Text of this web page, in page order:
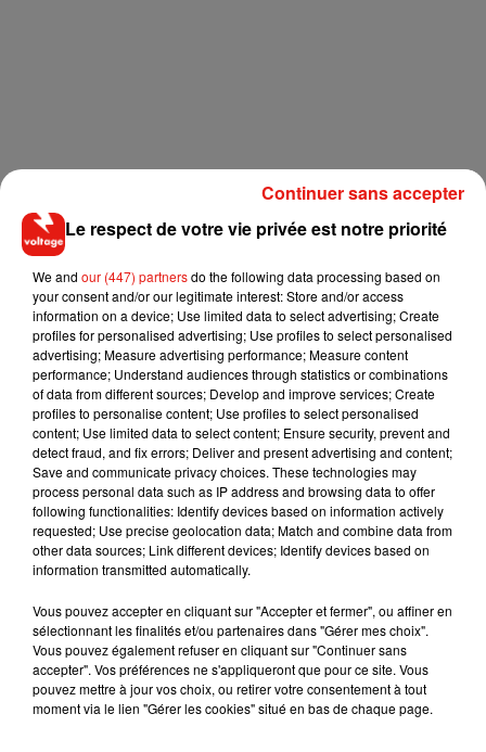
Si les conditions de transport sont loin de garantir le bien-
être animal et la sécurité routière des automobilistes,
aucune interpellation n’a été confirmée par la gendarmerie.
Musique
3 août 2026
Fred again.. et Latin Mafia dévoilent enfin
leur mixtape créée en...
Le respect de votre vie privée est notre priorité
We and our (447) partnersdo the following data processing based on
your consent and/or our legitimate interest: Store and/or access
information on a device; Use limited data to select advertising; Create
profiles for personalised advertising; Use profiles to select personalised
advertising; Measure advertising performance; Measure content
performance; Understand audiences through statistics or combinations
of data from different sources; Develop and improve services; Create
profiles to personalise content; Use profiles to select personalised
content; Use limited data to select content; Ensure security, prevent and
detect fraud, and fix errors; Deliver and present advertising and content;
Save and communicate privacy choices. These technologies may
process personal data such as IP address and browsing data to offer
following functionalities: Identify devices based on information actively
requested; Use precise geolocation data; Match and combine data from
other data sources; Link different devices; Identify devices based on
information transmitted automatically.
Vous pouvez accepter en cliquant sur "Accepter et fermer", ou affiner en
sélectionnant les finalités et/ou partenaires dans "Gérer mes choix".
Vous pouvez également refuser en cliquant sur "Continuer sans
accepter". Vos préférences ne s'appliqueront que pour ce site. Vous
pouvez mettre à jour vos choix, ou retirer votre consentement à tout
moment via le lien "Gérer les cookies" situé en bas de chaque page.
Continuer sans accepter